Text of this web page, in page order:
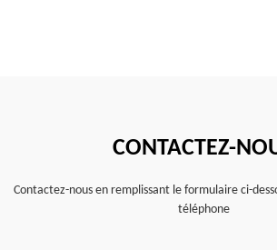
CONTACTEZ-
Contactez-nous en remplissant le formulaire ci-
téléphone